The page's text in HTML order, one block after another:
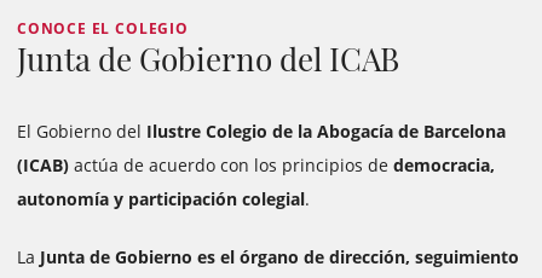
CONOCE EL COLEGIO
Junta de Gobierno del ICAB
El Gobierno del Ilustre Colegio de la Abogacía de Barcelona
(ICAB) actúa de acuerdo con los principios de democracia,
autonomía y participación colegial.
La Junta de Gobierno es el órgano de dirección, seguimiento